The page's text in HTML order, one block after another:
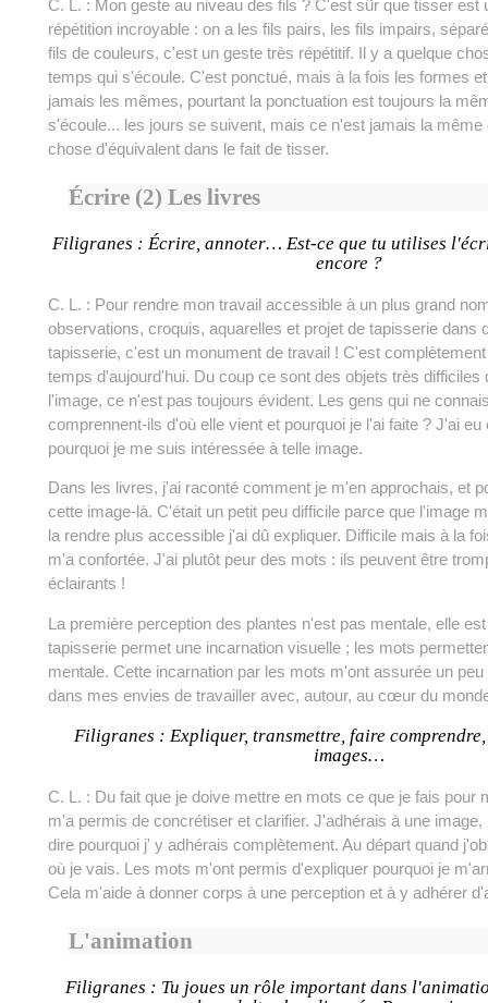
C. L. : Mon geste au niveau des fils ? C'est sûr que tisser est
répétition incroyable : on a les fils pairs, les fils impairs,
fils de couleurs, c'est un geste très répétitif. Il y a quelque
temps qui s'écoule. C'est ponctué, mais à la fois les formes
jamais les mêmes, pourtant la ponctuation est toujours la
s'écoule... les jours se suivent, mais ce n'est jamais la même
chose d'équivalent dans le fait de tisser.
Écrire (2) Les livres
Filigranes : Écrire, annoter… Est-ce que tu utilises
encore ?
C. L. : Pour rendre mon travail accessible à un plus grand
observations, croquis, aquarelles et projet de tapisserie dans
tapisserie, c'est un monument de travail ! C'est
temps d'aujourd'hui. Du coup ce sont des objets très difficiles
l'image, ce n'est pas toujours évident. Les gens qui ne
comprennent-ils d'où elle vient et pourquoi je l'ai faite ? J'ai eu
pourquoi je me suis intéressée à telle image.
Dans les livres, j'ai raconté comment je m'en approchais, et
cette image-là. C'était un petit peu difficile parce que l'image
la rendre plus accessible j'ai dû expliquer. Difficile mais à la
m'a confortée. J'ai plutôt peur des mots : ils peuvent être
éclairants !
La première perception des plantes n'est pas mentale, elle
tapisserie permet une incarnation visuelle ; les mots
mentale. Cette incarnation par les mots m'ont assurée un
dans mes envies de travailler avec, autour, au cœur du
Filigranes : Expliquer, transmettre, faire comprendre,
images…
C. L. : Du fait que je doive mettre en mots ce que je fais pour
m'a permis de concrétiser et clarifier. J'adhérais à une
dire pourquoi j' y adhérais complètement. Au départ quand
où je vais. Les mots m'ont permis d'expliquer pourquoi je
Cela m'aide à donner corps à une perception et à y adhérer
L'animation
Filigranes : Tu joues un rôle important dans